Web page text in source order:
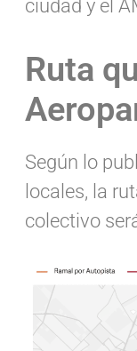
ciudad y el
Ruta
Según lo
locales, la
colectivo